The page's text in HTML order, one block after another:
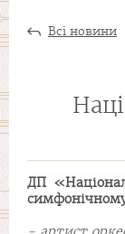
Всі новини
ДП